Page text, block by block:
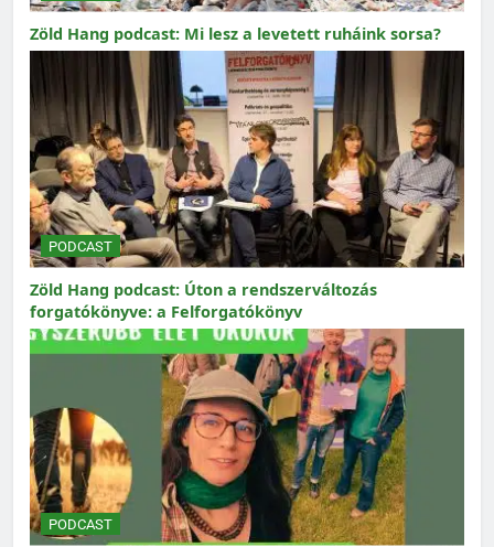
Zöld Hang podcast: Mi lesz a levetett ruháink sorsa?
PODCAST
Zöld Hang podcast: Úton a rendszerváltozás
forgatókönyve: a Felforgatókönyv
PODCAST